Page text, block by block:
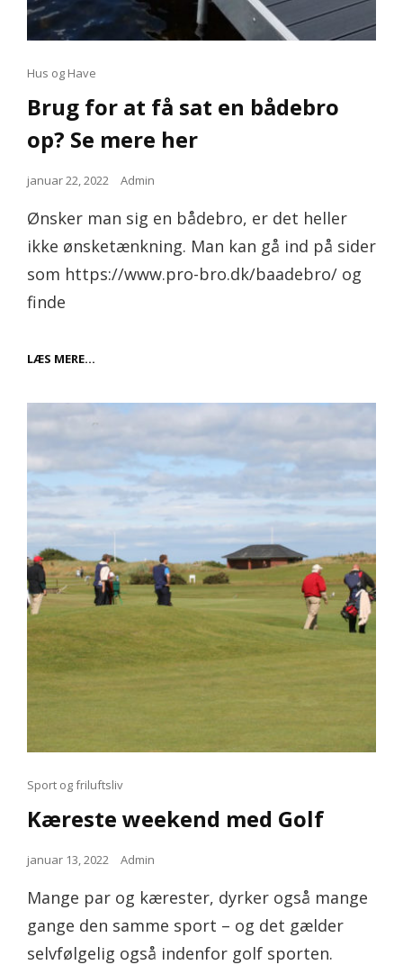
Cat
Hus og Have
Brug for at få sat en bådebro
op? Se mere her
Posted
januar 22, 2022 Admin
Ønsker man sig en bådebro, er det heller
ikke ønsketænkning. Man kan gå ind på sider
som https://www.pro-bro.dk/baadebro/ og
finde
LÆS MERE…
FÅ
EN
BÅDEBRO
SE
MERE
Cat
Sport og friluftsliv
Kæreste weekend med Golf
Posted
januar 13, 2022 Admin
Mange par og kærester, dyrker også mange
gange den samme sport – og det gælder
selvfølgelig også indenfor golf sporten.